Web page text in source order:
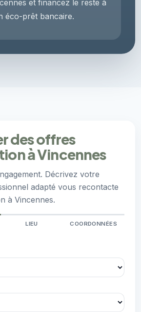
et financez le reste à
éco-prêt bancaire.
des offres
à Vincennes
Décrivez votre
adapté vous recontacte
à Vincennes.
LIEU COORDONNÉES